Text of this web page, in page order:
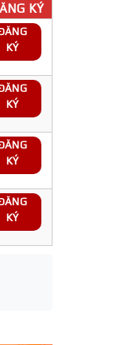
KÝ
KÝ
KÝ
KÝ
KÝ